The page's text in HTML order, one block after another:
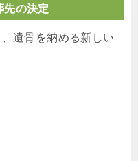
先の決定
遺骨を納める新しい